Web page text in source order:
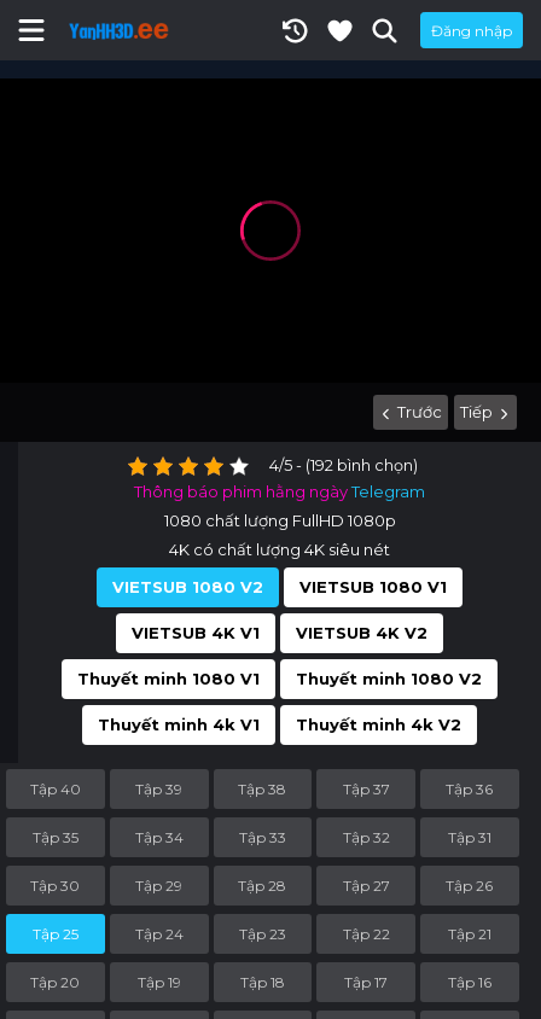
Đăng nhập
Trước Tiếp
4/5 - (192 bình chọn)
Thông báo phim hằng ngàyTelegram
1080 chất lượng FullHD 1080p
4K có chất lượng 4K siêu nét
VIETSUB 1080 V2
VIETSUB 1080 V1
VIETSUB 4K V1 VIETSUB 4K V2
Thuyết minh 1080 V1 Thuyết minh 1080 V2
Thuyết minh 4k V1 Thuyết minh 4k V2
Tập 40 Tập 39 Tập 38 Tập 37 Tập 36
Tập 35 Tập 34 Tập 33 Tập 32 Tập 31
Tập 30 Tập 29 Tập 28 Tập 27 Tập 26
Tập 25 Tập 24 Tập 23 Tập 22 Tập 21
Tập 20 Tập 19 Tập 18 Tập 17 Tập 16